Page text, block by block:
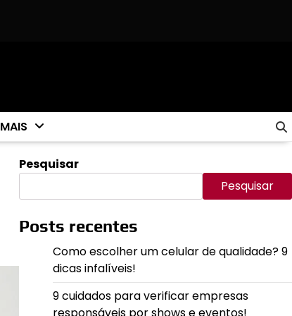
MAIS
Pesquisar
Pesquisar
Posts recentes
Como escolher um celular de qualidade? 9
dicas infalíveis!
9 cuidados para verificar empresas